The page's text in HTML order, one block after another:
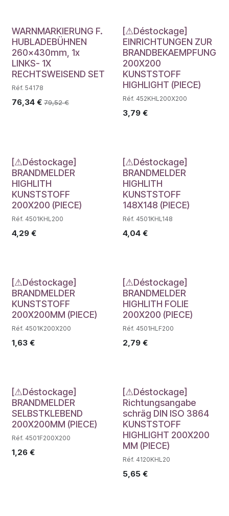
WARNMARKIERUNG F.
HUBLADEBÜHNEN
260x430mm, 1x
LINKS- 1X
RECHTSWEISEND SET
Réf. 54178
76,34 € 79,52€
Déstockage
[⚠Déstockage]
EINRICHTUNGEN ZUR
BRANDBEKAEMPFUNG
200X200
KUNSTSTOFF
HIGHLIGHT (PIECE)
Réf. 452KHL200X200
3,79€
Déstockage
[⚠Déstockage]
BRANDMELDER
HIGHLITH
KUNSTSTOFF
200X200 (PIECE)
Réf. 4501KHL200
4,29 €
Déstockage
[⚠Déstockage]
BRANDMELDER
HIGHLITH
KUNSTSTOFF
148X148 (PIECE)
Réf. 4501KHL148
4,04€
Déstockage
[⚠Déstockage]
BRANDMELDER
KUNSTSTOFF
200X200MM (PIECE)
Réf. 4501K200X200
1,63 €
Déstockage
[⚠Déstockage]
BRANDMELDER
HIGHLITH FOLIE
200X200 (PIECE)
Réf. 4501HLF200
2,79€
Déstockage
[⚠Déstockage]
BRANDMELDER
SELBSTKLEBEND
200X200MM (PIECE)
Réf. 4501F200X200
1,26 €
Déstockage
[⚠Déstockage]
Richtungsangabe
schräg DIN ISO 3864
KUNSTSTOFF
HIGHLIGHT 200X200
MM (PIECE)
Réf. 4120KHL20
5,65€